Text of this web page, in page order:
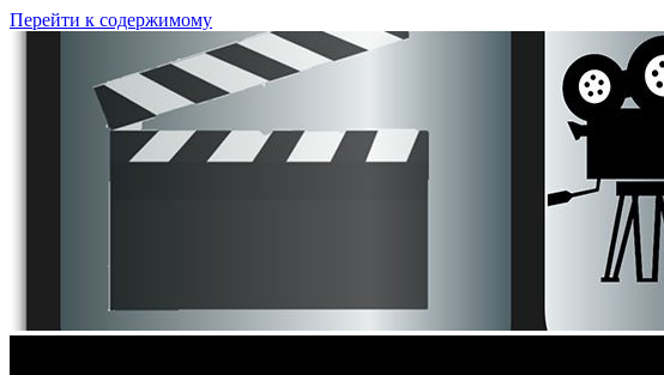
Перейти к содержимому